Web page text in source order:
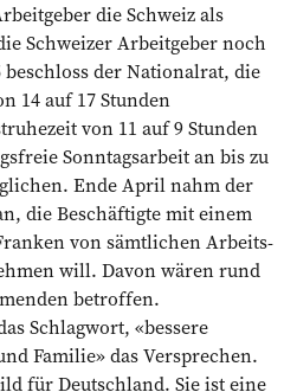
die Schweiz als
Schweizer Arbeitgeber noch
beschloss der Nationalrat, die
14 auf 17 Stunden
von 11 auf 9 Stunden
Sonntagsarbeit an bis zu
Ende April nahm der
die Beschäftigte mit einem
von sämtlichen Arbeits-
will. Davon wären rund
betroffen.
Schlagwort, «bessere
Familie» das Versprechen.
für Deutschland. Sie ist eine